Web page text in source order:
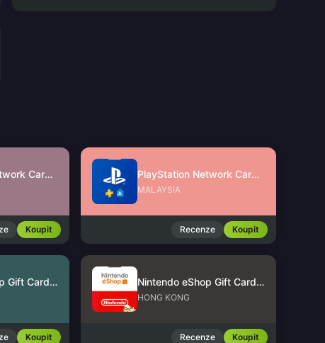
PlayStation Network Card (SG)
Koupit
PlayStation Network Card (MY)
MALAYSIA
Recenze Koupit
Nintendo eShop Gift Card (US)
Koupit
Nintendo eShop Gift Card (HK)
HONG KONG
Recenze Koupit